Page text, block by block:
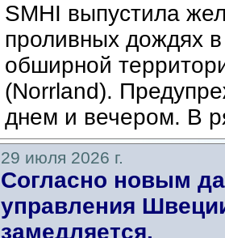
SMHI выпустила
проливных дождях
обширной
(Norrland).
днем ​​и вечером. В
29 июля 2026 г.
Согласно новым
управления
замедляется.